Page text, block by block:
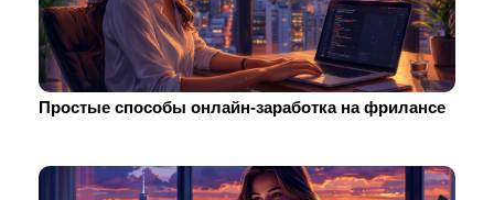
Простые способы онлайн-заработка на фрилансе